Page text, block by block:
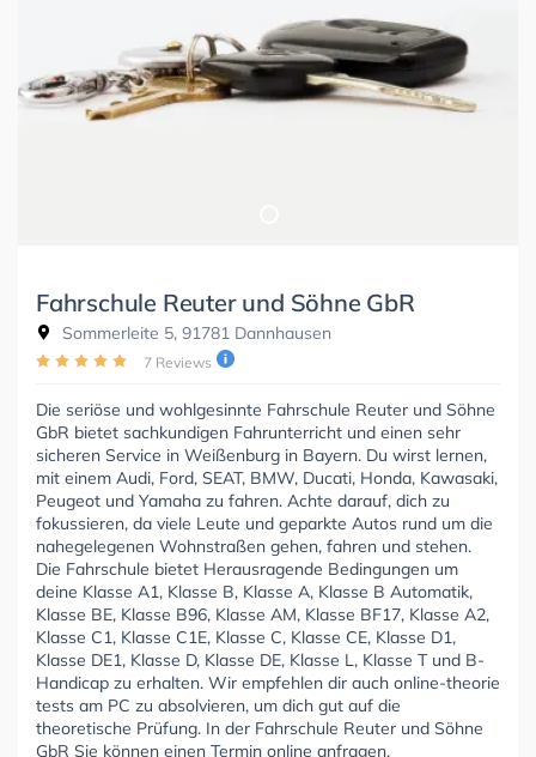
Fahrschule Reuter und Söhne GbR
Sommerleite 5, 91781 Dannhausen
7 Reviews
Die seriöse und wohlgesinnte Fahrschule Reuter und Söhne
GbR bietet sachkundigen Fahrunterricht und einen sehr
sicheren Service in Weißenburg in Bayern. Du wirst lernen,
mit einem Audi, Ford, SEAT, BMW, Ducati, Honda, Kawasaki,
Peugeot und Yamaha zu fahren. Achte darauf, dich zu
fokussieren, da viele Leute und geparkte Autos rund um die
nahegelegenen Wohnstraßen gehen, fahren und stehen.
Die Fahrschule bietet Herausragende Bedingungen um
deine Klasse A1, Klasse B, Klasse A, Klasse B Automatik,
Klasse BE, Klasse B96, Klasse AM, Klasse BF17, Klasse A2,
Klasse C1, Klasse C1E, Klasse C, Klasse CE, Klasse D1,
Klasse DE1, Klasse D, Klasse DE, Klasse L, Klasse T und B-
Handicap zu erhalten. Wir empfehlen dir auch online-theorie
tests am PC zu absolvieren, um dich gut auf die
theoretische Prüfung. In der Fahrschule Reuter und Söhne
GbR Sie können einen Termin online anfragen.